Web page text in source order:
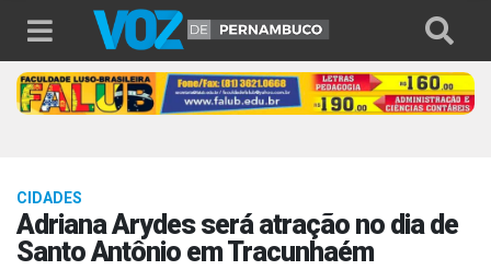
CIDADES
Adriana Arydes será atração no dia de
Santo Antônio em Tracunhaém